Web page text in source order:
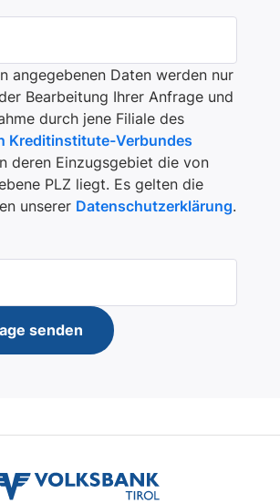
angegebenen Daten werden nur
Bearbeitung Ihrer Anfrage und
durch jene Filiale des
Kreditinstitute-Verbundes
deren Einzugsgebiet die von
PLZ liegt. Es gelten die
unserer Datenschutzerklärung.
senden
volksbank